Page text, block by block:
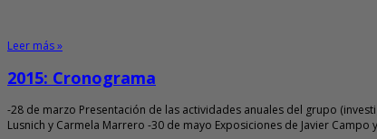
Leer más »
2015: Cronograma
-28 de marzo Presentación de las actividades anuales del grupo
Lusnich y Carmela Marrero -30 de mayo Exposiciones de Javier